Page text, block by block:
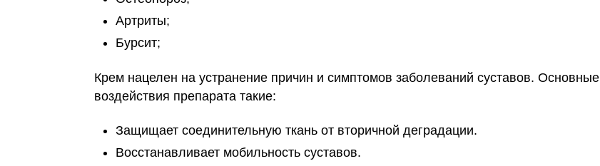
Артриты;
Бурсит;
Крем нацелен на устранение причин и симптомов заболеваний суставов. Основные
воздействия препарата такие:
Защищает соединительную ткань от вторичной деградации.
Восстанавливает мобильность суставов.